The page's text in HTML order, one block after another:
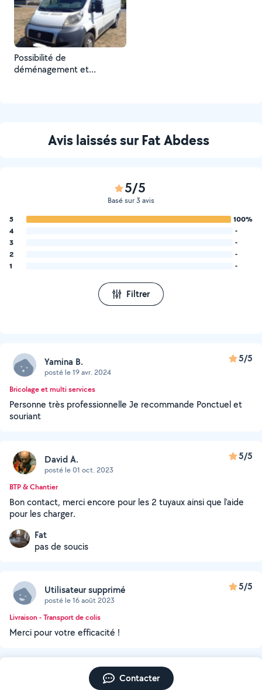
Possibilité de
déménagement et
Avis laissés sur Fat Abdess
5/5
Basé sur 3 avis
5
100%
4
-
3
-
2
-
1
-
Filtrer
Yamina B.
posté le 19 avr. 2024
5/5
Bricolage et multi services
Personne très professionnelle Je recommande Ponctuel et
souriant
David A.
posté le 01 oct. 2023
5/5
BTP & Chantier
Bon contact, merci encore pour les 2 tuyaux ainsi que l'aide
pour les charger.
Fat
pas de soucis
Utilisateur supprimé
posté le 16 août 2023
5/5
Livraison - Transport de colis
Merci pour votre efficacité !
Contacter